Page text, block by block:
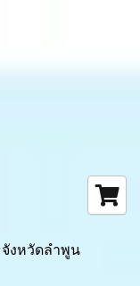
จังหวัดลำพูน